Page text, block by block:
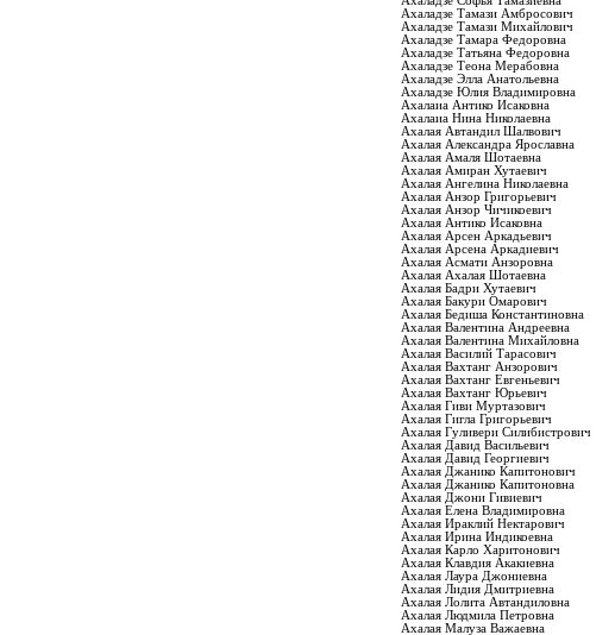
Ахаладзе Тамази Амбросович
Ахаладзе Тамази Михайлович
Ахаладзе Тамара Федоровна
Ахаладзе Татьяна Федоровна
Ахаладзе Теона Мерабовна
Ахаладзе Элла Анатольевна
Ахаладзе Юлия Владимировна
Ахалаиа Антико Исаковна
Ахалаиа Нина Николаевна
Ахалая Автандил Шалвович
Ахалая Александра Ярославна
Ахалая Амаля Шотаевна
Ахалая Амиран Хутаевич
Ахалая Ангелина Николаевна
Ахалая Анзор Григорьевич
Ахалая Анзор Чичикоевич
Ахалая Антико Исаковна
Ахалая Арсен Аркадьевич
Ахалая Арсена Аркадиевич
Ахалая Асмати Анзоровна
Ахалая Ахалая Шотаевна
Ахалая Бадри Хутаевич
Ахалая Бакури Омарович
Ахалая Бедиша Константиновна
Ахалая Валентина Андреевна
Ахалая Валентина Михайловна
Ахалая Василий Тарасович
Ахалая Вахтанг Анзорович
Ахалая Вахтанг Евгеньевич
Ахалая Вахтанг Юрьевич
Ахалая Гиви Муртазович
Ахалая Гигла Григорьевич
Ахалая Гуливери Силибистрович
Ахалая Давид Васильевич
Ахалая Давид Георгиевич
Ахалая Джанико Капитонович
Ахалая Джанико Капитоновна
Ахалая Джони Гивиевич
Ахалая Елена Владимировна
Ахалая Ираклий Нектарович
Ахалая Ирина Индикоевна
Ахалая Карло Харитонович
Ахалая Клавдия Акакиевна
Ахалая Лаура Джониевна
Ахалая Лидия Дмитриевна
Ахалая Лолита Автандиловна
Ахалая Людмила Петровна
Ахалая Малуза Важаевна